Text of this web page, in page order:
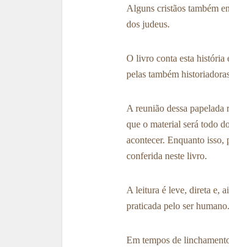
Alguns cristãos também
dos judeus.
O livro conta esta história
pelas também
A reunião dessa
que o material será todo
acontecer. Enquanto isso,
conferida neste livro.
A leitura é leve, direta e,
praticada pelo ser humano.
Em tempos de